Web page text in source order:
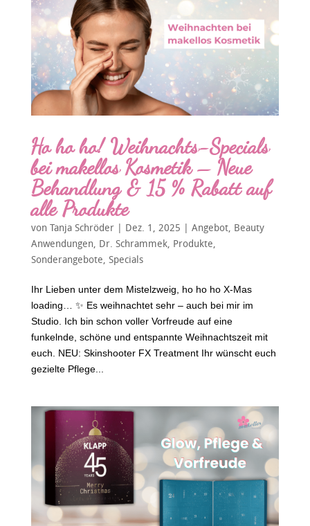
Ho ho ho! Weihnachts-Specials
bei makellos Kosmetik – Neue
Behandlung & 15 % Rabatt auf
alle Produkte
von Tanja Schröder| Dez. 1, 2025 | Angebot, Beauty
Anwendungen Dr. Schrammek, Produkte
Sonderangebote Specials
Ihr Lieben unter dem Mistelzweig, ho ho ho X-Mas
loading… ✨ Es weihnachtet sehr – auch bei mir im
Studio. Ich bin schon voller Vorfreude auf eine
funkelnde, schöne und entspannte Weihnachtszeit mit
euch. NEU: Skinshooter FX Treatment Ihr wünscht euch
gezielte Pflege...